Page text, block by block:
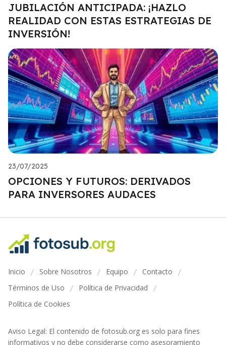
JUBILACIÓN ANTICIPADA: ¡HAZLO
REALIDAD CON ESTAS ESTRATEGIAS DE
INVERSIÓN!
23/07/2025
OPCIONES Y FUTUROS: DERIVADOS
PARA INVERSORES AUDACES
Inicio / Sobre Nosotros / Equipo / Contacto /
Términos de Uso / Política de Privacidad /
Política de Cookies
Aviso Legal: El contenido de fotosub.org es solo para fines
informativos y no debe considerarse como asesoramiento